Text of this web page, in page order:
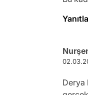
Yanıtla
Derya